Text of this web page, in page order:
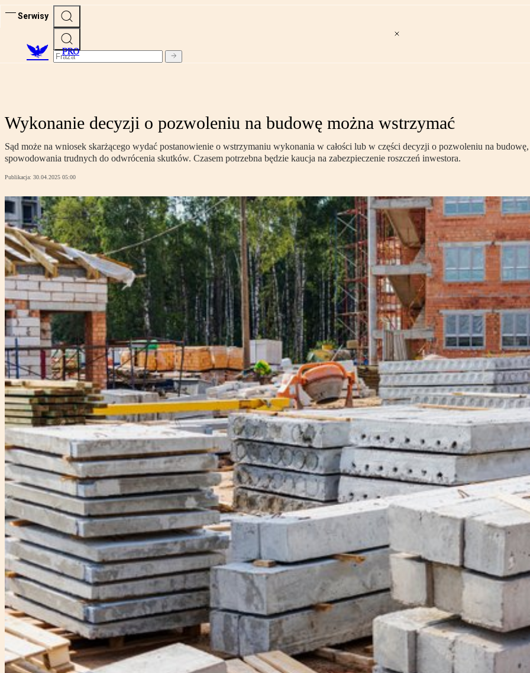
Serwisy
PRO
Wykonanie decyzji o pozwoleniu na budowę można wstrzymać
Sąd może na wniosek skarżącego wydać postanowienie o wstrzymaniu wykonania w całości lub w części decyzji o pozwoleniu na
spowodowania trudnych do odwrócenia skutków. Czasem potrzebna będzie kaucja na zabezpieczenie roszczeń inwestora.
Publikacja: 30.04.2025 05:00